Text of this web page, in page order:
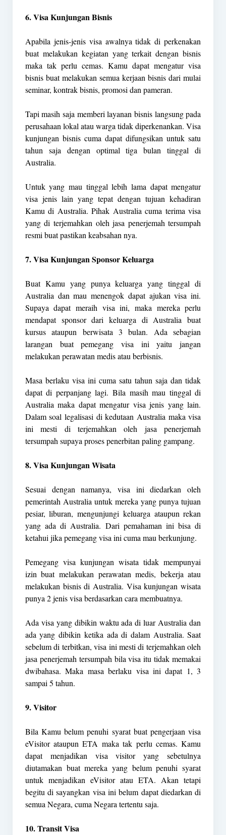
6. Visa Kunjungan Bisnis
Apabila jenis-jenis visa awalnya tidak di perkenakan
buat melakukan kegiatan yang terkait dengan bisnis
maka tak perlu cemas. Kamu dapat mengatur visa
bisnis buat melakukan semua kerjaan bisnis dari mulai
seminar, kontrak bisnis, promosi dan pameran.
Tapi masih saja memberi layanan bisnis langsung pada
perusahaan lokal atau warga tidak diperkenankan. Visa
kunjungan bisnis cuma dapat difungsikan untuk satu
tahun saja dengan optimal tiga bulan tinggal di
Australia.
Untuk yang mau tinggal lebih lama dapat mengatur
visa jenis lain yang tepat dengan tujuan kehadiran
Kamu di Australia. Pihak Australia cuma terima visa
yang di terjemahkan oleh jasa penerjemah tersumpah
resmi buat pastikan keabsahan nya.
7. Visa Kunjungan Sponsor Keluarga
Buat Kamu yang punya keluarga yang tinggal di
Australia dan mau menengok dapat ajukan visa ini.
Supaya dapat meraih visa ini, maka mereka perlu
mendapat sponsor dari keluarga di Australia buat
kursus ataupun berwisata 3 bulan. Ada sebagian
larangan buat pemegang visa ini yaitu jangan
melakukan perawatan medis atau berbisnis.
Masa berlaku visa ini cuma satu tahun saja dan tidak
dapat di perpanjang lagi. Bila masih mau tinggal di
Australia maka dapat mengatur visa jenis yang lain.
Dalam soal legalisasi di kedutaan Australia maka visa
ini mesti di terjemahkan oleh jasa penerjemah
tersumpah supaya proses penerbitan paling gampang.
8. Visa Kunjungan Wisata
Sesuai dengan namanya, visa ini diedarkan oleh
pemerintah Australia untuk mereka yang punya tujuan
pesiar, liburan, mengunjungi keluarga ataupun rekan
yang ada di Australia. Dari pemahaman ini bisa di
ketahui jika pemegang visa ini cuma mau berkunjung.
Pemegang visa kunjungan wisata tidak mempunyai
izin buat melakukan perawatan medis, bekerja atau
melakukan bisnis di Australia. Visa kunjungan wisata
punya 2 jenis visa berdasarkan cara membuatnya.
Ada visa yang dibikin waktu ada di luar Australia dan
ada yang dibikin ketika ada di dalam Australia. Saat
sebelum di terbitkan, visa ini mesti di terjemahkan oleh
jasa penerjemah tersumpah bila visa itu tidak memakai
dwibahasa. Maka masa berlaku visa ini dapat 1, 3
sampai 5 tahun.
9. Visitor
Bila Kamu belum penuhi syarat buat pengerjaan visa
eVisitor ataupun ETA maka tak perlu cemas. Kamu
dapat menjadikan visa visitor yang sebetulnya
diutamakan buat mereka yang belum penuhi syarat
untuk menjadikan eVisitor atau ETA. Akan tetapi
begitu di sayangkan visa ini belum dapat diedarkan di
semua Negara, cuma Negara tertentu saja.
10. Transit Visa